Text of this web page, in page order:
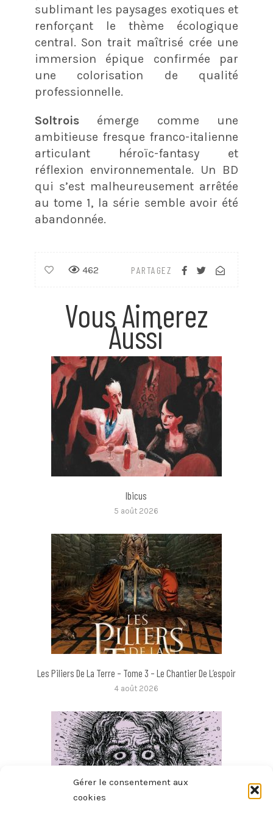
Gérer le consentement aux
cookies
sublimant les paysages exotiques et
renforçant le thème écologique
central. Son trait maîtrisé crée une
immersion épique confirmée par
une colorisation de qualité
professionnelle.
Soltroisémerge comme une
ambitieuse fresque franco-italienne
articulant héroïc-fantasy et
réflexion environnementale. Un BD
qui s’est malheureusement arrêtée
au tome 1, la série semble avoir été
abandonnée.
PARTAGEZ
462
Vous Aimerez
Aussi
Ibicus
5 août 2026
Les Piliers De La Terre – Tome 3 – Le Chantier De L’espoir
4 août 2026